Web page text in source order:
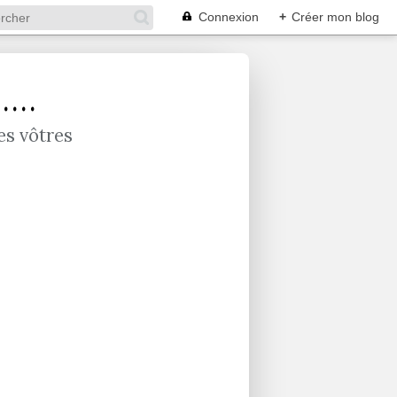
Connexion + Créer mon blog
vôtres